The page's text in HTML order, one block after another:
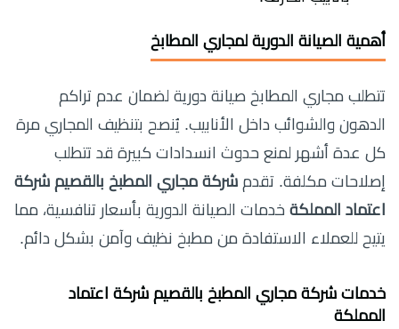
أهمية الصيانة الدورية لمجاري المطابخ
تتطلب مجاري المطابخ صيانة دورية لضمان عدم تراكم
الدهون والشوائب داخل الأنابيب. يُنصح بتنظيف المجاري مرة
كل عدة أشهر لمنع حدوث انسدادات كبيرة قد تتطلب
إصلاحات مكلفة. تقدم شركة مجاري المطبخ بالقصيم شركة
اعتماد المملكة خدمات الصيانة الدورية بأسعار تنافسية، مما
يتيح للعملاء الاستفادة من مطبخ نظيف وآمن بشكل دائم.
خدمات شركة مجاري المطبخ بالقصيم شركة اعتماد
المملكة